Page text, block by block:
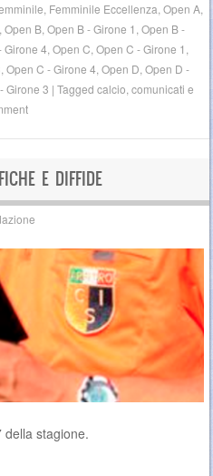
, Femminile Eccellenza,Open A,
,Open B,Open B - Girone 1 ,Open B -
Girone 4,Open C,Open C - Girone 1 ,
,Open C - Girone 4,Open D,Open D -
Girone 3 |Taggedcalcio,comunicati e
E DIFFIDE
della stagione.